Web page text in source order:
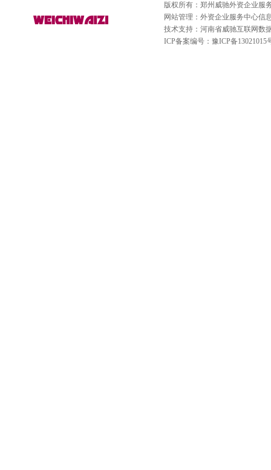
版权所有：郑州威驰外资企业服
网站管理：外资企业服务中心信
技术支持：河南省威驰互联网数
ICP备案编号： 豫ICP备13021015